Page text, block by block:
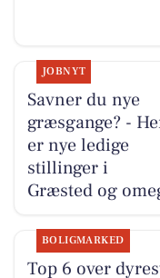
JOBNYT
Savner du nye
græsgange? -
er nye ledige
stillinger i
Græsted og
BOLIGMARKED
Top 6 over